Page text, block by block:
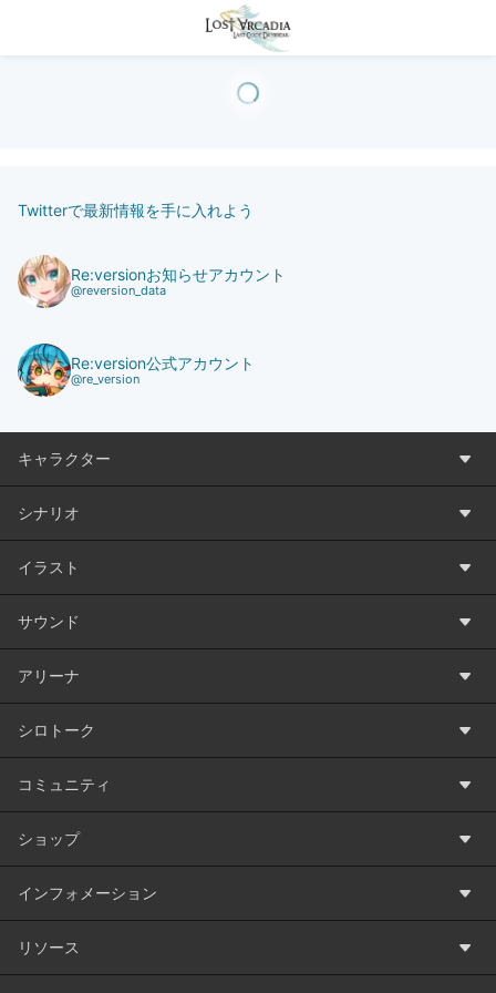
Twitterで最新情報を手に入れよう
Re:versionお知らせアカウント
@reversion_data
Re:version公式アカウント
@re_version
キャラクター
シナリオ
イラスト
サウンド
アリーナ
シロトーク
コミュニティ
ショップ
インフォメーション
リソース